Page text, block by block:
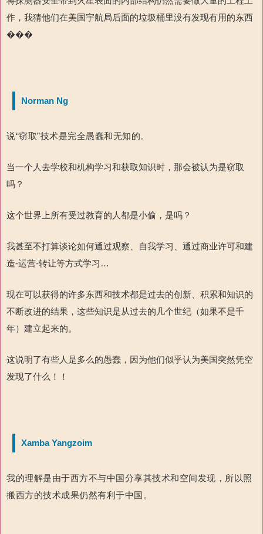
作，我猜他们在美国宇航局后面的垃圾桶里没有发现有用的东西
���
Norman Ng
说“窃取”技术是完全愚蠢和无知的。
当一个人去学校和机构学习和获取知识时，那会被认为是窃取
吗？
这个世界上所有受过教育的人都是小偷，是吗？
我甚至不打算谈论如何通过观察、自我学习、通过商业许可和建
造-运营-转让等方式学习…
现在可以获得的许多东西和技术都是过去的创新、积累和知识的
不断改进的结果，这些知识是从过去的几个世纪（如果不是千
年）建立起来的。
这说明了有些人是多么的愚蠢，因为他们似乎认为美国突然凭空
发现了什么！！
Xamba Yangzoim
我的理解是由于西方不与中国分享其技术和空间发现，所以照
搬西方的技术成果仍然有利于中国。